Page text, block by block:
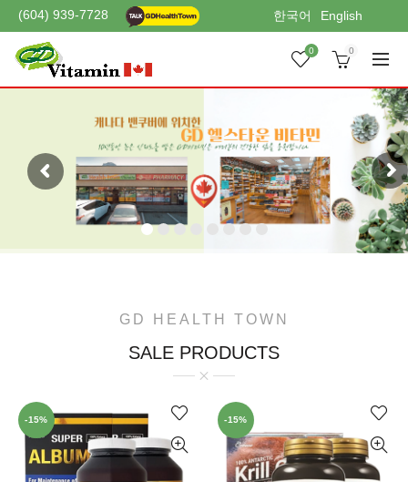
(604) 939-7728 한국어 English
0 0
GD HEALTH TOWN
SALE PRODUCTS
-15%